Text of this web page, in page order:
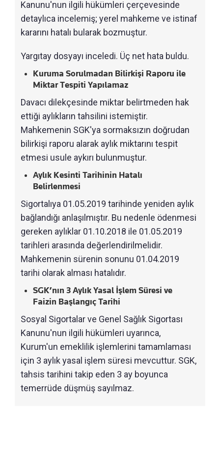
Kanunu'nun ilgili hükümleri çerçevesinde
detaylıca incelemiş; yerel mahkeme ve istinaf
kararını hatalı bularak bozmuştur.
Yargıtay dosyayı inceledi. Üç net hata buldu.
Kuruma Sorulmadan Bilirkişi Raporu ile
Miktar Tespiti Yapılamaz
Davacı dilekçesinde miktar belirtmeden hak
ettiği aylıkların tahsilini istemiştir.
Mahkemenin SGK'ya sormaksızın doğrudan
bilirkişi raporu alarak aylık miktarını tespit
etmesi usule aykırı bulunmuştur.
Aylık Kesinti Tarihinin Hatalı
Belirlenmesi
Sigortalıya 01.05.2019 tarihinde yeniden aylık
bağlandığı anlaşılmıştır. Bu nedenle ödenmesi
gereken aylıklar 01.10.2018 ile 01.05.2019
tarihleri arasında değerlendirilmelidir.
Mahkemenin sürenin sonunu 01.04.2019
tarihi olarak alması hatalıdır.
SGK’nın 3 Aylık Yasal İşlem Süresi ve
Faizin Başlangıç Tarihi
Sosyal Sigortalar ve Genel Sağlık Sigortası
Kanunu'nun ilgili hükümleri uyarınca,
Kurum'un emeklilik işlemlerini tamamlaması
için 3 aylık yasal işlem süresi mevcuttur. SGK,
tahsis tarihini takip eden 3 ay boyunca
temerrüde düşmüş sayılmaz.